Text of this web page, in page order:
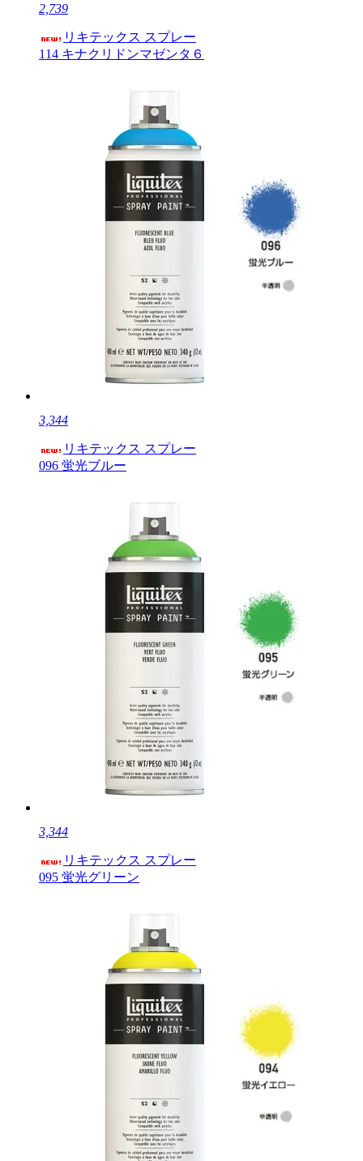
2,739
リキテックス スプレー
114 キナクリドンマゼンタ６
3,344
リキテックス スプレー
096 蛍光ブルー
3,344
リキテックス スプレー
095 蛍光グリーン